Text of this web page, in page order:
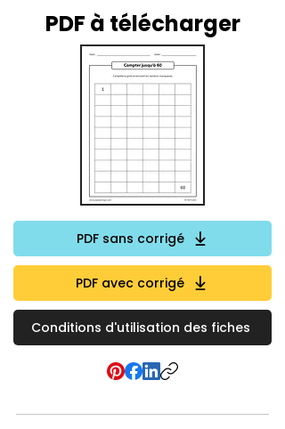
PDF à télécharger
PDF sans corrigé
PDF avec corrigé
Conditions d'utilisation des fiches